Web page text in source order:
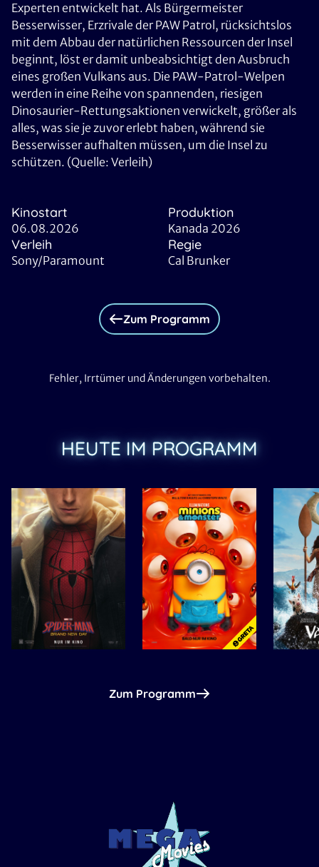
Experten entwickelt hat. Als Bürgermeister
Besserwisser, Erzrivale der PAW Patrol, rücksichtslos
mit dem Abbau der natürlichen Ressourcen der Insel
beginnt, löst er damit unbeabsichtigt den Ausbruch
eines großen Vulkans aus. Die PAW-Patrol-Welpen
werden in eine Reihe von spannenden, riesigen
Dinosaurier-Rettungsaktionen verwickelt, größer als
alles, was sie je zuvor erlebt haben, während sie
Besserwisser aufhalten müssen, um die Insel zu
schützen. (Quelle: Verleih)
Kinostart
06.08.2026
Produktion
Kanada 2026
Verleih
Sony/Paramount
Regie
Cal Brunker
Zum Programm
Fehler, Irrtümer und Änderungen vorbehalten.
HEUTE IM PROGRAMM
Zum Programm